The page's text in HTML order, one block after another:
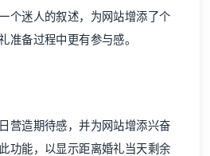
个迷人的叙述，为网站增添了个
准备过程中更有参与感。
营造期待感，并为网站增添兴奋
功能，以显示距离婚礼当天剩余